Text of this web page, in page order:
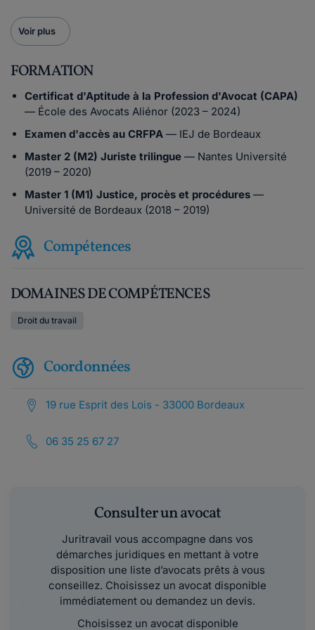
Voir plus
FORMATION
Certificat d'Aptitude à la Profession d'Avocat (CAPA)
— École des Avocats Aliénor (2023 – 2024)
Examen d'accès au CRFPA — IEJ de Bordeaux
Master 2 (M2) Juriste trilingue — Nantes Université
(2019 – 2020)
Master 1 (M1) Justice, procès et procédures —
Université de Bordeaux (2018 – 2019)
Compétences
DOMAINES DE COMPÉTENCES
Droit du travail
Coordonnées
19 rue Esprit des Lois - 33000 Bordeaux
06 35 25 67 27
Consulter un avocat
Juritravail vous accompagne dans vos
démarches juridiques en mettant à votre
disposition une liste d’avocats prêts à vous
conseillez. Choisissez un avocat disponible
immédiatement ou demandez un devis.
Choisissez un avocat disponible